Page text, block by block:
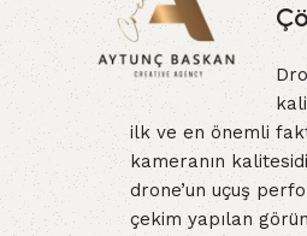
ilk ve en önemli
kameranın
drone’un uçuş
çekim yapılan